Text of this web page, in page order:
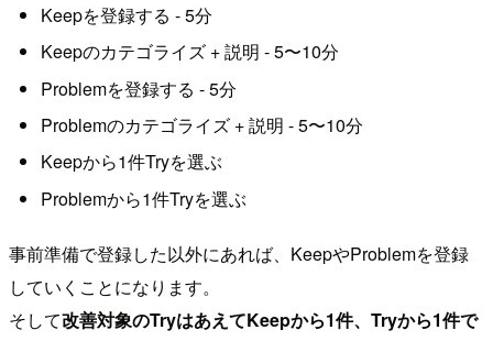
Keepを登録する - 5分
Keepのカテゴライズ + 説明 - 5〜10分
Problemを登録する - 5分
Problemのカテゴライズ + 説明 - 5〜10分
Keepから1件Tryを選ぶ
Problemから1件Tryを選ぶ
事前準備で登録した以外にあれば、KeepやProblemを登録
していくことになります。
そして改善対象のTryはあえてKeepから1件、Tryから1件で